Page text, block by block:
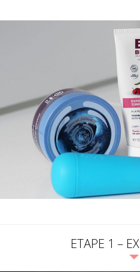
ETAPE 1 –